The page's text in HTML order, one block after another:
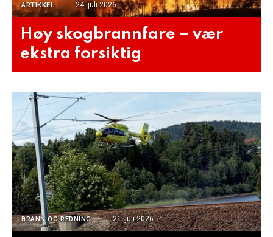
ARTIKKEL 24. juli 2026
Høy skogbrannfare – vær
ekstra forsiktig
BRANN OG REDNING 21. juli 2026